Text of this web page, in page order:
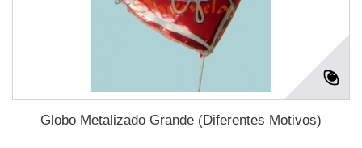
Globo Metalizado Grande (Diferentes Motivos)